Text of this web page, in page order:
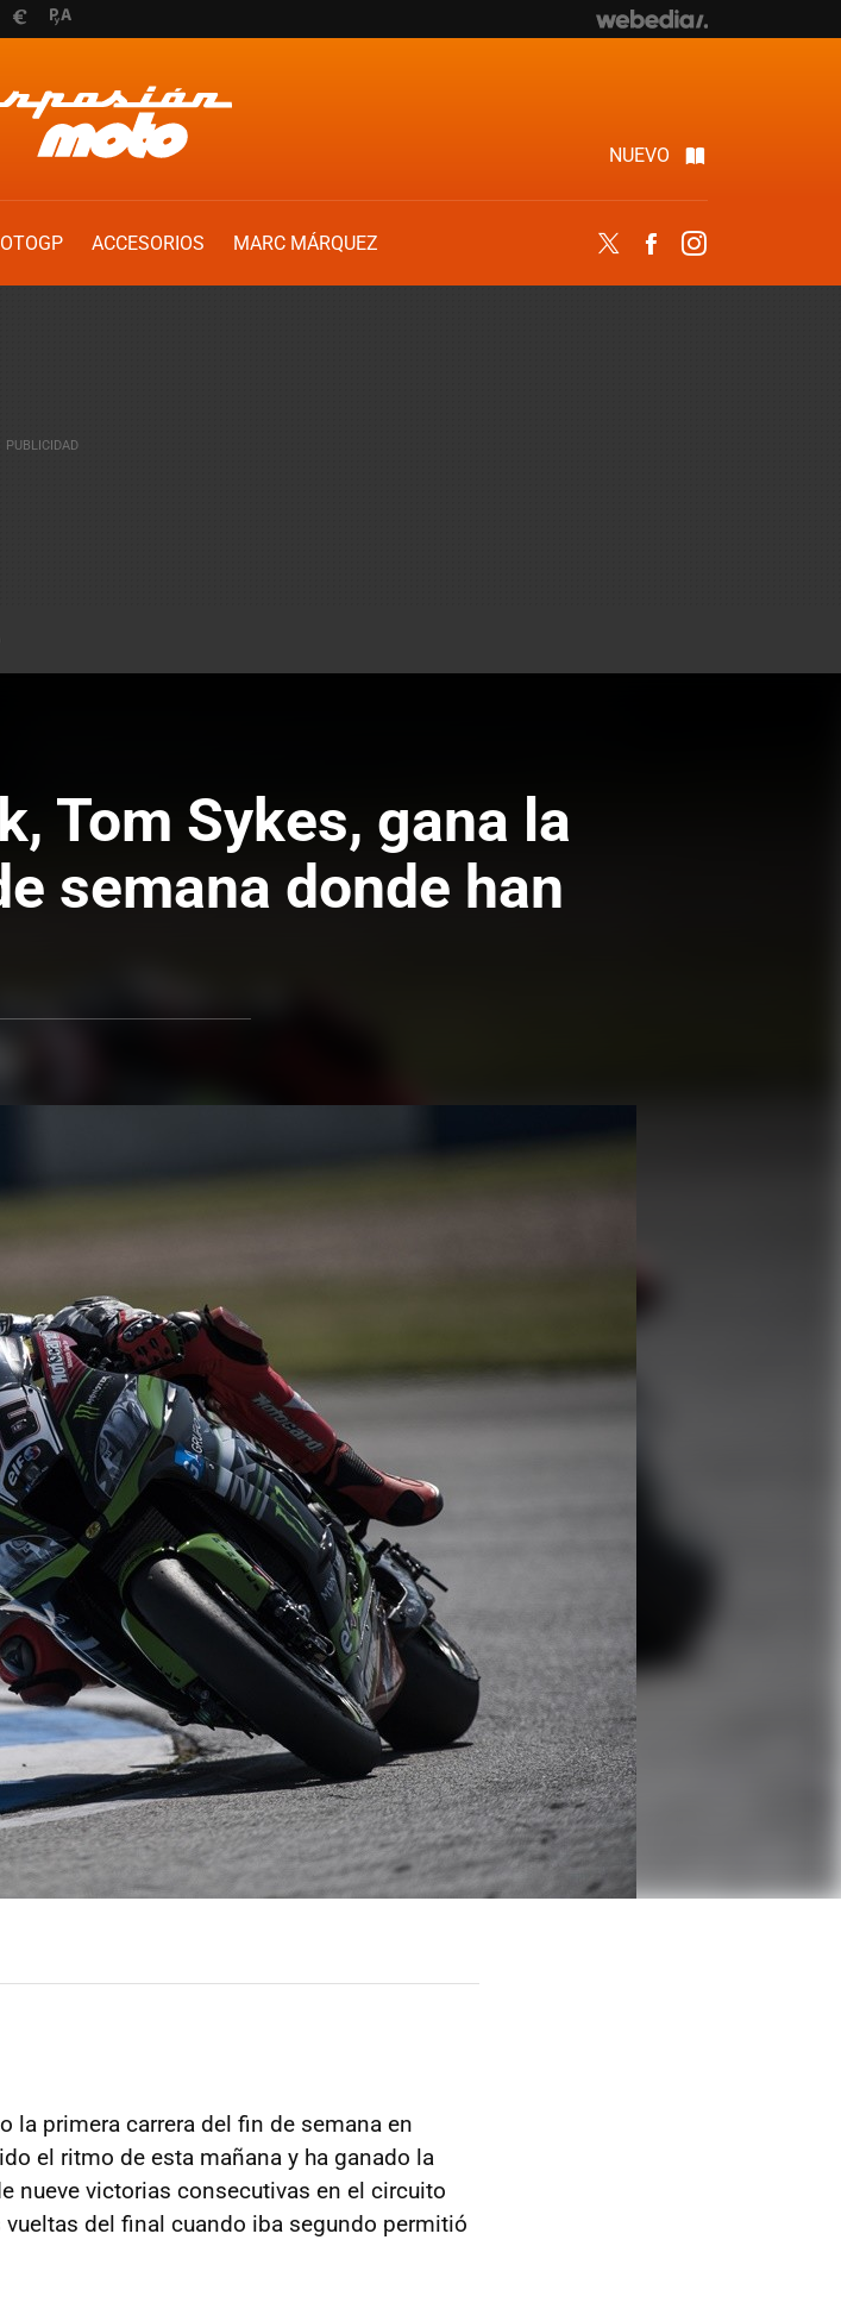
NUEVO
ACCESORIOS
MARC MÁRQUEZ
Twitter Facebook
Tom Sykes, gana la
semana donde han
la primera carrera del fin de semana en
el ritmo de esta mañana y ha ganado la
nueve victorias consecutivas en el circuito
vueltas del final cuando iba segundo permitió